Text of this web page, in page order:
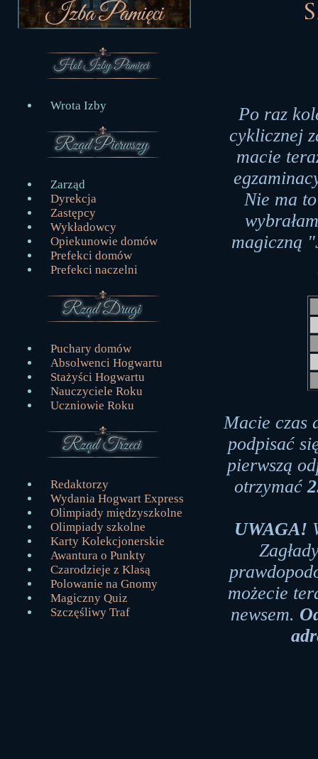
Wrota Izby
Zarząd
Dyrekcja
Zastępcy
Wykładowcy
Opiekunowie domów
Prefekci domów
Prefekci naczelni
Puchary domów
Absolwenci Hogwartu
Stażyści Hogwartu
Nauczyciele Roku
Uczniowie Roku
Redaktorzy
Wydania Hogwart Express
Olimpiady międzyszkolne
Olimpiady szkolne
Karty Kolekcjonerskie
Awantura o Punkty
Czarodzieje z Klasą
Polowanie na Gnomy
Magiczny Quiz
Szczęśliwy Traf
Po raz
cyklicznej
macie
Nie ma
magiczną
Macie czas
podpisać
pierwszą
otrzymać
UWAGA!
możecie
newsem.